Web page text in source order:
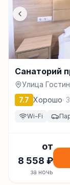
Санаторий
Улица
7.7 Хорошо·
Wi-Fi
от
8 558 ₽
за ночь